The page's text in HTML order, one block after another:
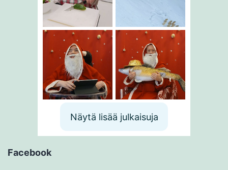
Näytä lisää julkaisuja
Facebook